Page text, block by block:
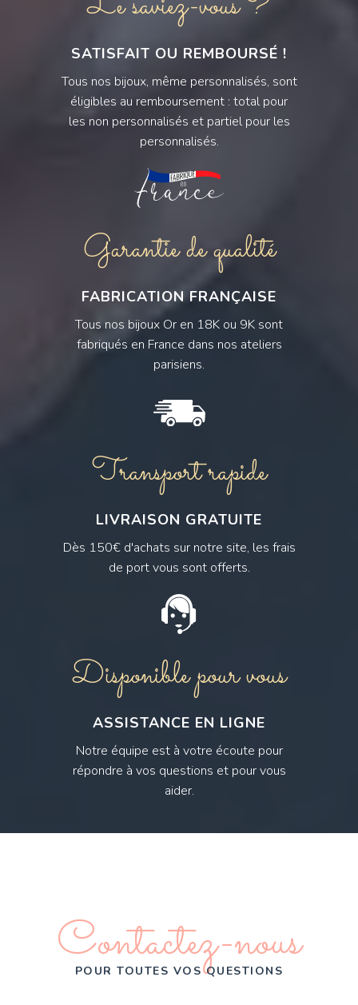
SATISFAIT OU REMBOURSÉ !
Tous nos bijoux, même personnalisés, sont
éligibles au remboursement : total pour
les non personnalisés et partiel pour les
personnalisés.
Garantie de qualité
FABRICATION FRANÇAISE
Tous nos bijoux Or en 18K ou 9K sont
fabriqués en France dans nos ateliers
parisiens.
Transport rapide
LIVRAISON GRATUITE
Dès 150€ d'achats sur notre site, les frais
de port vous sont offerts.
Disponible pour vous
ASSISTANCE EN LIGNE
Notre équipe est à votre écoute pour
répondre à vos questions et pour vous
aider.
Contactez-nous
POUR TOUTES VOS QUESTIONS